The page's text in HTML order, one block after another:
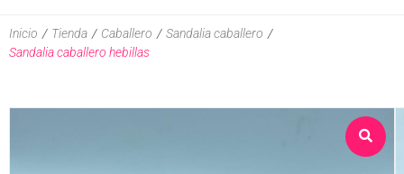
Inicio
Inicio / Tienda / Caballero / Sandalia caballero /
Sandalia caballero hebillas